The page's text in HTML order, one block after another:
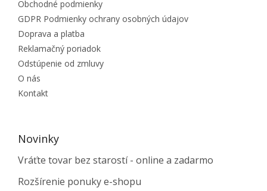
Obchodné podmienky
GDPR Podmienky ochrany osobných údajov
Doprava a platba
Reklamačný poriadok
Odstúpenie od zmluvy
O nás
Kontakt
Novinky
Vráťte tovar bez starostí - online a zadarmo
Rozšírenie ponuky e-shopu